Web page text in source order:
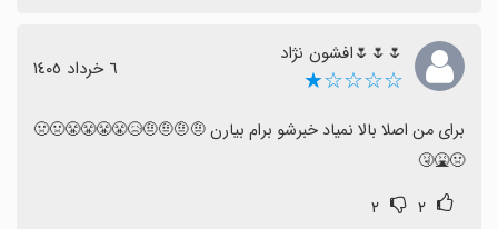
🌷🌷🌷افشون نژاد
☆☆☆☆★ ٦ خرداد ١٤٠٥
برای من اصلا بالا نمیاد خبرشو برام بیارن 🤨🤨🤨🤨😥😤😤😤😤🤢🤢
🤢🤮🤧
۲ ۲